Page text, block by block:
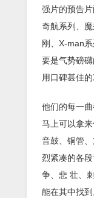
强片的预告
奇航系列、
刚、X-man
要是气势磅
用口碑甚佳的
他们的每一
马上可以拿
音鼓、铜管
烈紧凑的各
争、悲 壮、
能在其中找